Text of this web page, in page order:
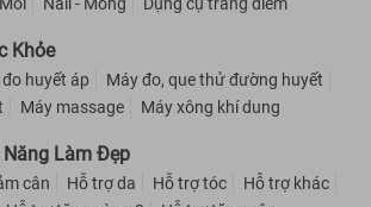
Khỏe
huyết áp
Máy đo, que thử đường huyết
Máy massage Máy xông khí dung
Làm Đẹp
cân Hỗ trợ da Hỗ trợ tóc
Hỗ trợ khác